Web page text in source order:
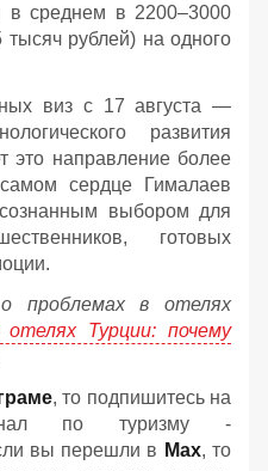
в среднем в 2200–3000
рублей) на одного
виз с 17 августа —
развития
это направление более
сердце Гималаев
выбором для
готовых
проблемах в отелях
Турции: почему
, то подпишитесь на
по туризму -
вы перешли в Мах, то